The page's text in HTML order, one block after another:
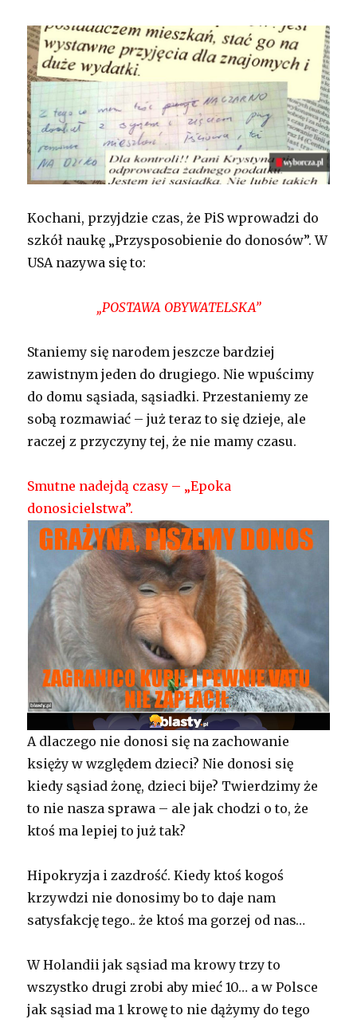
Kochani, przyjdzie czas, że PiS wprowadzi do
szkół naukę „Przysposobienie do donosów”. W
USA nazywa się to:
„POSTAWA OBYWATELSKA”
Staniemy się narodem jeszcze bardziej
zawistnym jeden do drugiego. Nie wpuścimy
do domu sąsiada, sąsiadki. Przestaniemy ze
sobą rozmawiać – już teraz to się dzieje, ale
raczej z przyczyny tej, że nie mamy czasu.
Smutne nadejdą czasy – „Epoka
donosicielstwa”.
A dlaczego nie donosi się na zachowanie
księży w względem dzieci? Nie donosi się
kiedy sąsiad żonę, dzieci bije? Twierdzimy że
to nie nasza sprawa – ale jak chodzi o to, że
ktoś ma lepiej to już tak?
Hipokryzja i zazdrość. Kiedy ktoś kogoś
krzywdzi nie donosimy bo to daje nam
satysfakcję tego.. że ktoś ma gorzej od nas…
W Holandii jak sąsiad ma krowy trzy to
wszystko drugi zrobi aby mieć 10… a w Polsce
jak sąsiad ma 1 krowę to nie dążymy do tego